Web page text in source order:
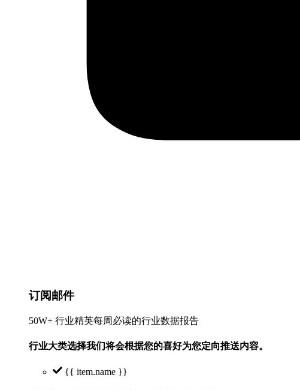
订阅邮件
50W+ 行业精英每周必读的行业数据报告
行业大类选择我们将会根据您的喜好为您定向推送内容。
{{ item.name }}